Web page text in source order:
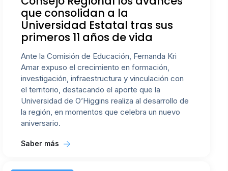
que consolidan a la
Universidad Estatal tras sus
primeros 11 años de vida
Ante la Comisión de Educación, Fernanda Kri
Amar expuso el crecimiento en formación,
investigación, infraestructura y vinculación con
el territorio, destacando el aporte que la
Universidad de O’Higgins realiza al desarrollo de
la región, en momentos que celebra un nuevo
aniversario.
Saber más